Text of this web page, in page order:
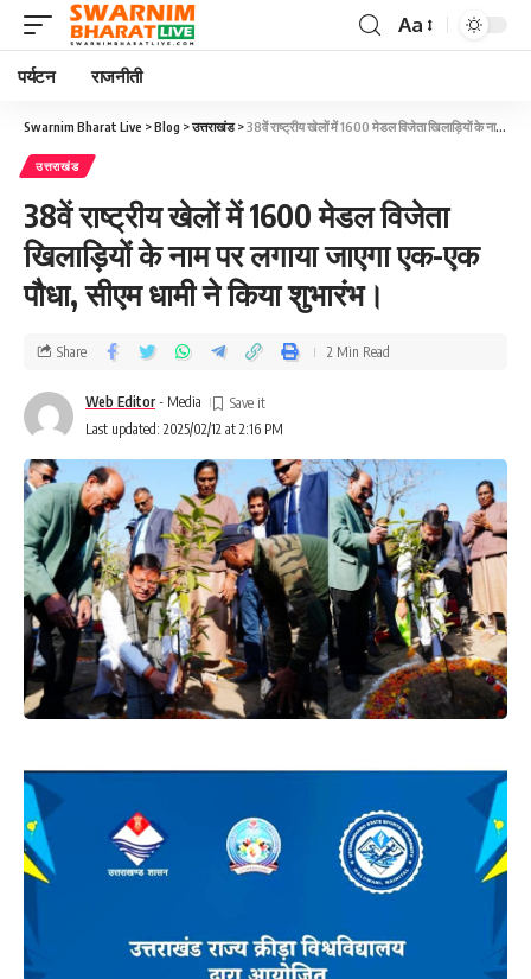
Aa
पर्यटन राजनीती
Swarnim Bharat Live >Blog >उत्तराखंड>38वें राष्ट्रीय खेलों में 1600 मेडल विजेता खिलाड़ियों के नाम पर लगाया जाएगा एक-एक पौधा, सीएम धामी ने किया शुभारंभ।
उत्तराखंड
38वें राष्ट्रीय खेलों में 1600 मेडल विजेता
खिलाड़ियों के नाम पर लगाया जाएगा एक-एक
पौधा, सीएम धामी ने किया शुभारंभ।
Last updated: 2025/02/12 at 2:16 PM
Web Editor - Media
Share 2 Min Read